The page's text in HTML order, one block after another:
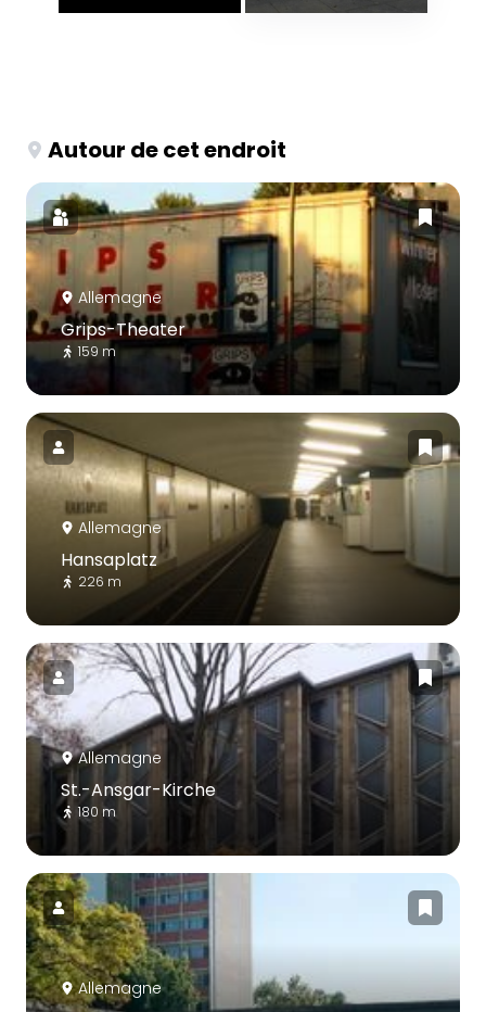
Autour de cet endroit
Allemagne
Grips-Theater
159 m
Allemagne
Hansaplatz
226 m
Allemagne
St.-Ansgar-Kirche
180 m
Allemagne